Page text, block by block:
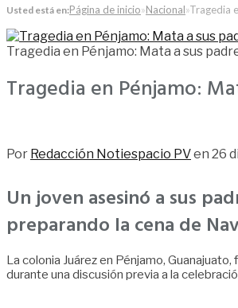
Usted está en:Página de inicio»Nacional»Tragedia
Tragedia en Pénjamo: Mata a sus
Tragedia en Pénjamo:
Por Redacción Notiespacio PVen 26
Un joven asesinó a sus
preparando la cena de
La colonia Juárez en Pénjamo,
durante una discusión previa a la